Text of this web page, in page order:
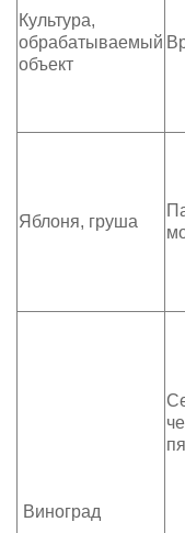
Культура,
обрабатываемый
объект
Яблоня, груша
Виноград